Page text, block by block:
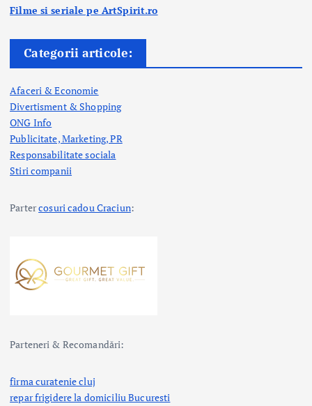
Filme si seriale pe ArtSpirit.ro
Categorii articole:
Afaceri & Economie
Divertisment & Shopping
ONG Info
Publicitate, Marketing, PR
Responsabilitate sociala
Stiri companii
Partercosuri cadou Craciun:
Parteneri & Recomandări:
firma curatenie cluj
repar frigidere la domiciliu Bucuresti